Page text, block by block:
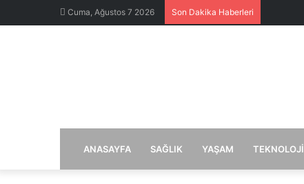
Cuma, Ağustos 7 2026 Son Dakika Haberleri
ANASAYFA SAĞLIK YAŞAM TEKNOLOJI